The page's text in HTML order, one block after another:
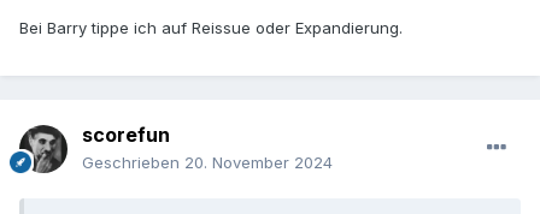
Bei Barry tippe ich auf Reissue oder Expandierung.
scorefun
Geschrieben 20. November 2024